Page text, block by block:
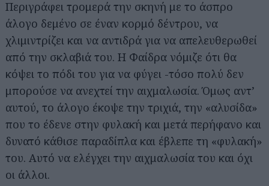
Περιγράφει τρομερά την σκηνή με το άσπρο
άλογο δεμένο σε έναν κορμό δέντρου, να
χλιμιντρίζει και να αντιδρά για να απελευθερωθεί
από την σκλαβιά του. Η Φαίδρα νόμιζε ότι θα
κόψει το πόδι του για να φύγει -τόσο πολύ δεν
μπορούσε να ανεχτεί την αιχμαλωσία. Όμως αντ’
αυτού, το άλογο έκοψε την τριχιά, την «αλυσίδα»
που το έδενε στην φυλακή και μετά περήφανο και
δυνατό κάθισε παραδίπλα και έβλεπε τη «φυλακή»
του. Αυτό να ελέγχει την αιχμαλωσία του και όχι
οι άλλοι.